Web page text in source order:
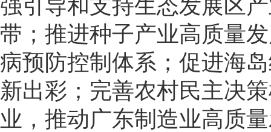
强引导和支持生态发展区
带；推进种子产业高质量
病预防控制体系；促进海
新出彩；完善农村民主决
业，推动广东制造业高质